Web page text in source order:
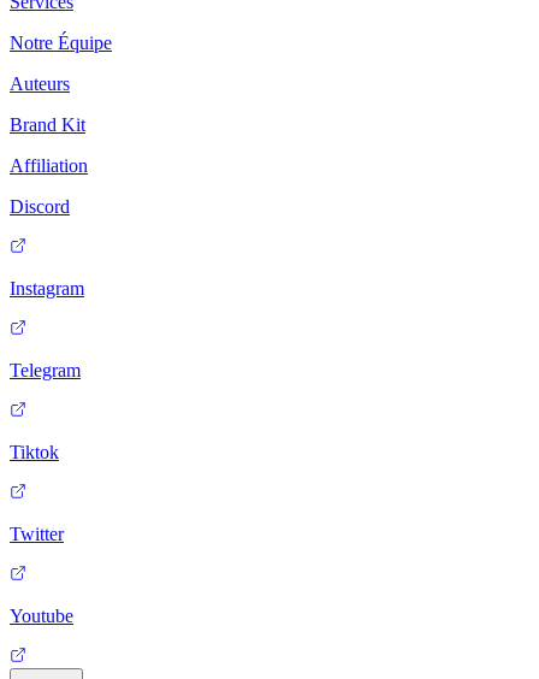
Notre Équipe
Auteurs
Brand Kit
Affiliation
Discord
Instagram
Telegram
Tiktok
Twitter
Youtube